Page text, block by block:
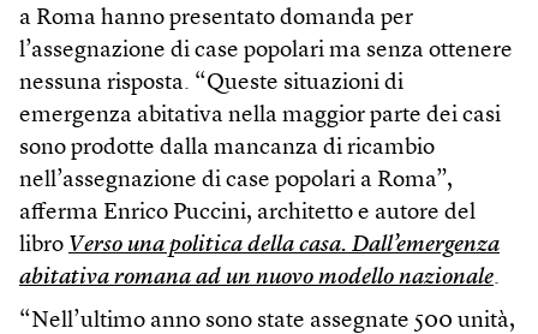
a Roma hanno presentato domanda per
l’assegnazione di case popolari ma senza ottenere
nessuna risposta. “Queste situazioni di
emergenza abitativa nella maggior parte dei casi
sono prodotte dalla mancanza di ricambio
nell’assegnazione di case popolari a Roma”,
afferma Enrico Puccini, architetto e autore del
libro Verso una politica della casa. Dall’emergenza
abitativa romana ad un nuovo modello nazionale.
“Nell’ultimo anno sono state assegnate 500 unità,